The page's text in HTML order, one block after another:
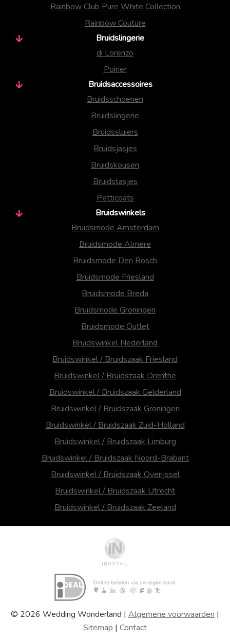
Rainbow Club Pure White Collection
Rainbow Couture
Bruidslingerie
di Lorenzo
Poirier
Bruidsaccessoires
Bruidsschoenen
Bruidslingerie
Bruidssluiers
Bruidsjasjes
Bruidskousen
Bruidstasjes
Petticoats
Bruidswinkels
Bruidsmode Amsterdam
Bruidsmode Almere
Bruidsmode Den Bosch
Bruidsmode Friesland
Bruidsmode Breda
Bruidsmode Groningen
Bruidsmode Outlet
Bruidswinkel Nederland
Bruidswinkel / Bruidszaak Friesland
Bruidswinkel / Bruidszaak Drenthe
Bruidswinkel / Bruidszaak Gelderland
Bruidswinkel / Bruidszaak Groningen
Bruidswinkel / Bruidszaak Zuid-Holland
Bruidswinkel / Bruidszaak Limburg
Bruidswinkel / Bruidszaak Noord-Brabant
Bruidswinkel / Bruidszaak Overijssel
Bruidswinkel / Bruidszaak Utrecht
Bruidswinkel / Bruidszaak Zeeland
© 2026 Wedding Wonderland | Algemene voorwaarden |
Sitemap | Contact